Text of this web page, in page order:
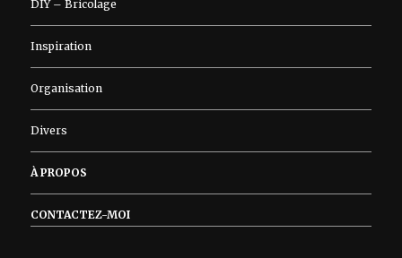
DIY – Bricolage
Inspiration
Organisation
Divers
À PROPOS
CONTACTEZ-MOI